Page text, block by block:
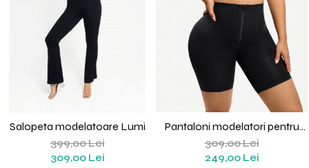
Salopeta modelatoare Lumi
399,00 Lei
309,00 Lei
Pantaloni modelatori pentru
sport Sara
309,00 Lei
249,00 Lei